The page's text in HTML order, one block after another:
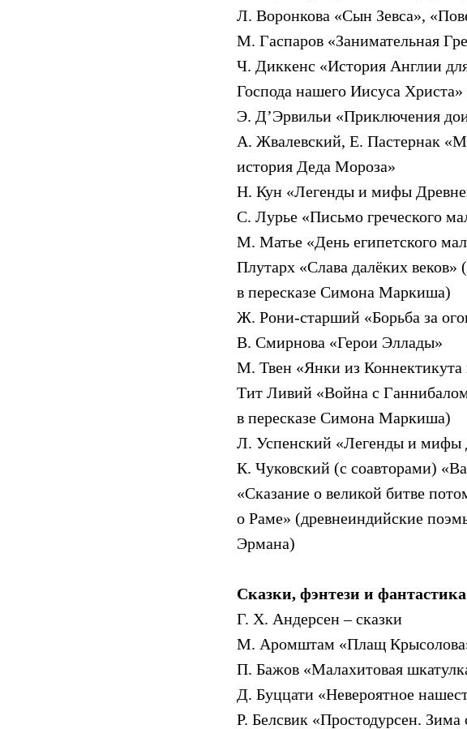
Л. Воронкова «Сын Зевса»,
М. Гаспаров «Занимательная
Ч. Диккенс «История Англии
Господа нашего Иисуса Христа»
Э. Д’Эрвильи «Приключения
А. Жвалевский, Е. Пастернак
история Деда Мороза»
Н. Кун «Легенды и мифы
С. Лурье «Письмо греческого
М. Матье «День египетского
Плутарх «Слава далёких
в пересказе Симона Маркиша)
Ж. Рони-старший «Борьба за
В. Смирнова «Герои Эллады»
М. Твен «Янки из Коннектикута
Тит Ливий «Война с
в пересказе Симона Маркиша)
Л. Успенский «Легенды и мифы
К. Чуковский (с соавторами)
«Сказание о великой битве
о Раме» (древнеиндийские
Эрмана)
Сказки, фэнтези и фантастика
Г. X. Андерсен – сказки
М. Аромштам «Плащ
П. Бажов «Малахитовая
Д. Буццати «Невероятное
Р. Белсвик «Простодурсен.